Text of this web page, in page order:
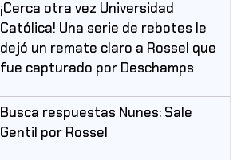
¡Cerca otra vez Universidad
Católica! Una serie de rebotes le
dejó un remate claro a Rossel que
fue capturado por Deschamps
Busca respuestas Nunes: Sale
Gentil por Rossel